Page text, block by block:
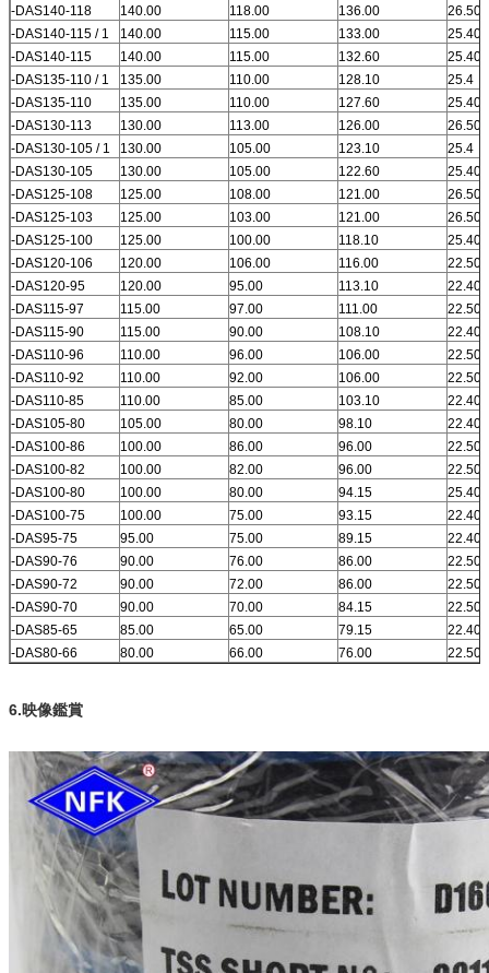
-DAS140-118 140.00 118.00 136.00
26.50
-DAS140-115 / 1
140.00 115.00 133.00
25.40
-DAS140-115
140.00 115.00 132.60
25.40
-DAS135-110 / 1
135.00 110.00 128.10
25.4
-DAS135-110
135.00 110.00 127.60
25.40
-DAS130-113
130.00 113.00 126.00
26.50
-DAS130-105 / 1
130.00 105.00 123.10
25.4
-DAS130-105
130.00 105.00 122.60
25.40
-DAS125-108
125.00 108.00 121.00
26.50
-DAS125-103
125.00 103.00 121.00
26.50
-DAS125-100
125.00 100.00 118.10
25.40
-DAS120-106
120.00 106.00 116.00
22.50
-DAS120-95
120.00 95.00 113.10
22.40
-DAS115-97
115.00 97.00 111.00
22.50
-DAS115-90
115.00 90.00 108.10
22.40
-DAS110-96
110.00 96.00 106.00
22.50
-DAS110-92
110.00 92.00 106.00
22.50
-DAS110-85
110.00 85.00 103.10
22.40
-DAS105-80
105.00 80.00 98.10
22.40
-DAS100-86
100.00 86.00 96.00
22.50
-DAS100-82
100.00 82.00 96.00
22.50
-DAS100-80
100.00 80.00 94.15
25.40
-DAS100-75
100.00 75.00 93.15
22.40
-DAS95-75
95.00 75.00 89.15
22.40
-DAS90-76
90.00 76.00 86.00
22.50
-DAS90-72
90.00 72.00 86.00
22.50
-DAS90-70
90.00 70.00 84.15
22.50
-DAS85-65
85.00 65.00 79.15
22.40
-DAS80-66
80.00 66.00 76.00 22.50
6.映像鑑賞